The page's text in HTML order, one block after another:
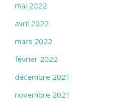
mai 2022
avril 2022
mars 2022
février 2022
décembre 2021
novembre 2021